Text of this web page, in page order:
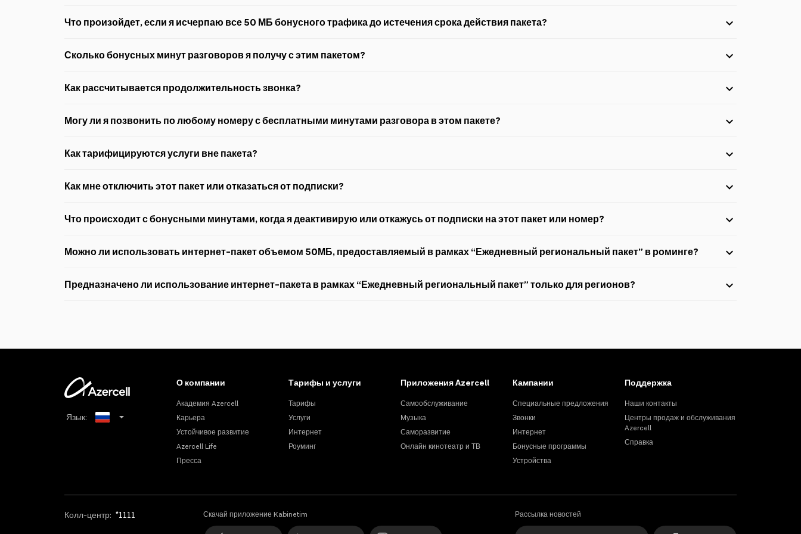
Что произойдет, если я исчерпаю все 50 МБ бонусного трафика до истечения срока действия пакета?
Сколько бонусных минут разговоров я получу с этим пакетом?
Как рассчитывается продолжительность звонка?
Могу ли я позвонить по любому номеру с бесплатными минутами разговора в этом пакете?
Как тарифицируются услуги вне пакета?
Как мне отключить этот пакет или отказаться от подписки?
Что происходит с бонусными минутами, когда я деактивирую или откажусь от подписки на этот пакет или номер?
Можно ли использовать интернет-пакет объемом 50МБ, предоставляемый в рамках “Ежедневный региональный пакет” в роминге?
Предназначено ли использование интернет-пакета в рамках “Ежедневный региональный пакет” только для регионов?
Язык:
О компании
Академия Azercell
Карьера
Устойчивое развитие
Azercell Life
Пресса
Тарифы и услуги
Тарифы
Услуги
Интернет
Роуминг
Приложения Azercell
Самообслуживание
Музыка
Саморазвитие
Онлайн кинотеатр и ТВ
Кампании
Специальные предложения
Звонки
Интернет
Бонусные программы
Устройства
Поддержка
Наши контакты
Центры продаж и обслуживания
Azercell
Справка
Колл-центр: *1111 Скачай приложение Kabinetim Рассылка новостей